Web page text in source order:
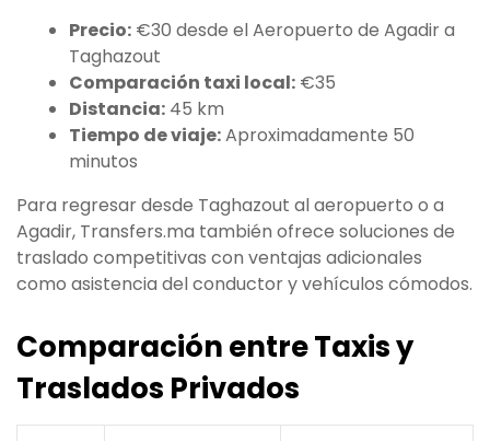
Precio: €30 desde el Aeropuerto de Agadir a
Taghazout
Comparación taxi local: €35
Distancia: 45 km
Tiempo de viaje:Aproximadamente 50
minutos
Para regresar desde Taghazout al aeropuerto o a
Agadir, Transfers.ma también ofrece soluciones de
traslado competitivas con ventajas adicionales
como asistencia del conductor y vehículos cómodos.
Comparación entre Taxis y
Traslados Privados